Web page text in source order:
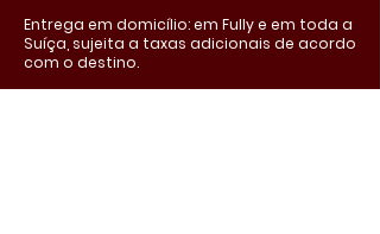
Entrega em domicílio: em Fully e em toda a
Suíça, sujeita a taxas adicionais de acordo
com o destino.